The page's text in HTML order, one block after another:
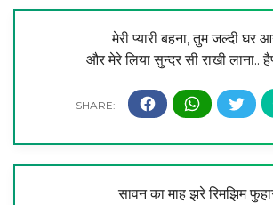
मेरी प्यारी बहना, तुम जल्दी घर
और मेरे लिया सुन्दर सी राखी लाना..
सावन का माह झरे रिमझिम